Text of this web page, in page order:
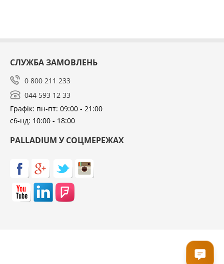
СЛУЖБА ЗАМОВЛЕНЬ
0 800 211 233
044 593 12 33
Графік: пн-пт: 09:00 - 21:00
сб-нд: 10:00 - 18:00
PALLADIUM У СОЦМЕРЕЖАХ